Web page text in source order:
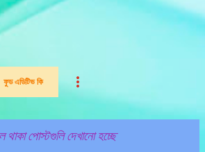
ফুড এডিটিভ কি
থাকা পোস্টগুলি দেখানো হচ্ছে